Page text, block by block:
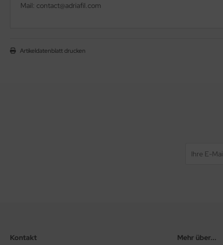
Mail: contact@adriafil.com
Artikeldatenblatt drucken
Kontakt Mehr über...